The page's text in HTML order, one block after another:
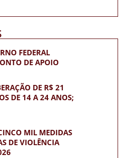
FEDERAL
DE APOIO
DE R$ 21
DE 14 A 24 ANOS;
MIL MEDIDAS
DE VIOLÊNCIA